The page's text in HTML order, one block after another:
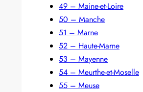
49 – Maine-et-Loire
50 – Manche
51 – Marne
52 – Haute-Marne
53 – Mayenne
54 – Meurthe-et-Moselle
55 – Meuse